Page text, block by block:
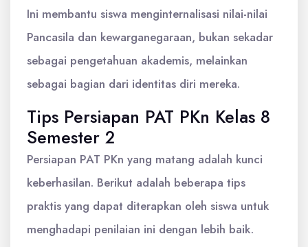
Ini membantu siswa menginternalisasi nilai-nilai
Pancasila dan kewarganegaraan, bukan sekadar
sebagai pengetahuan akademis, melainkan
sebagai bagian dari identitas diri mereka.
Tips Persiapan PAT PKn Kelas 8
Semester 2
Persiapan PAT PKn yang matang adalah kunci
keberhasilan. Berikut adalah beberapa tips
praktis yang dapat diterapkan oleh siswa untuk
menghadapi penilaian ini dengan lebih baik.